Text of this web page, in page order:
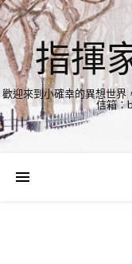
指揮
歡迎來到小確幸的異想世界
信箱：